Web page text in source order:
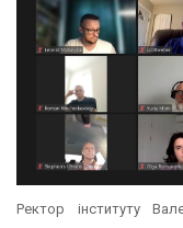
Ректор інституту